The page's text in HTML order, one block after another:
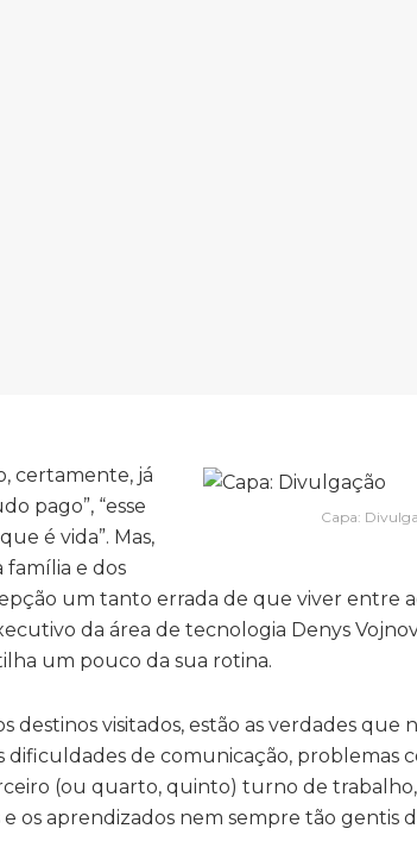
Capa:
certamente, já
pago”, “esse
é vida”. Mas,
família e dos
um tanto errada de que viver entre
da área de tecnologia Denys
um pouco da sua rotina.
destinos visitados, estão as verdades que
dificuldades de comunicação, problemas
(ou quarto, quinto) turno de
os aprendizados nem sempre tão gentis